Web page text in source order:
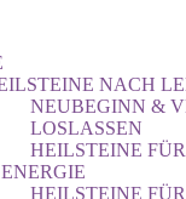
NACH
NEUBEGINN &
LOSLASSEN
HEILSTEINE
HEILSTEINE